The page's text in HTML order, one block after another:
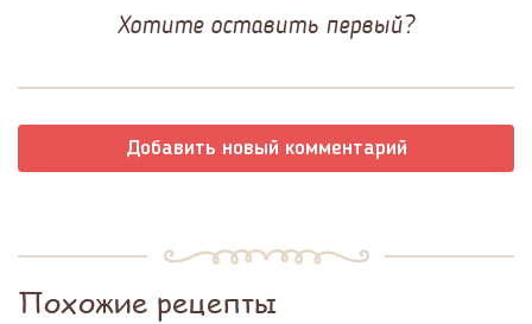
Хотите оставить первый?
Добавить новый комментарий
Похожие рецепты